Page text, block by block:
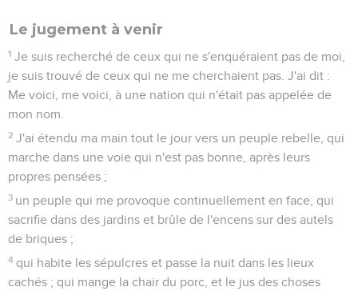
Le jugement à venir
1 Je suis recherché de ceux qui ne s'enquéraient pas de moi,
je suis trouvé de ceux qui ne me cherchaient pas. J'ai dit :
Me voici, me voici, à une nation qui n'était pas appelée de
mon nom.
2 J'ai étendu ma main tout le jour vers un peuple rebelle, qui
marche dans une voie qui n'est pas bonne, après leurs
propres pensées ;
3 un peuple qui me provoque continuellement en face, qui
sacrifie dans des jardins et brûle de l'encens sur des autels
de briques ;
4 qui habite les sépulcres et passe la nuit dans les lieux
cachés ; qui mange la chair du porc, et le jus des choses